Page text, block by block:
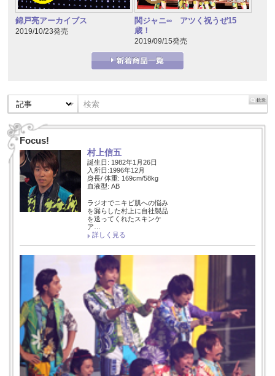
錦戸亮アーカイブス
2019/10/23発売
関ジャニ∞ アツく祝うぜ15
歳！
2019/09/15発売
Focus!
村上信五
誕生日: 1982年1月26日
入所日:1996年12月
身長/ 体重: 169cm/58kg
血液型: AB
ラジオでニキビ肌への悩み
を漏らした村上に自社製品
を送ってくれたスキンケ
ア…
詳しく見る